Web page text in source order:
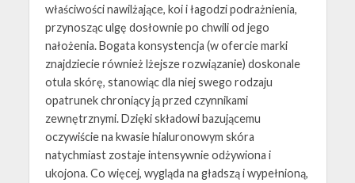
właściwości nawilżające, koi i łagodzi podrażnienia,
przynosząc ulgę dosłownie po chwili od jego
nałożenia. Bogata konsystencja (w ofercie marki
znajdziecie również lżejsze rozwiązanie) doskonale
otula skórę, stanowiąc dla niej swego rodzaju
opatrunek chroniący ją przed czynnikami
zewnętrznymi. Dzięki składowi bazującemu
oczywiście na kwasie hialuronowym skóra
natychmiast zostaje intensywnie odżywiona i
ukojona. Co więcej, wygląda na gładszą i wypełnioną,